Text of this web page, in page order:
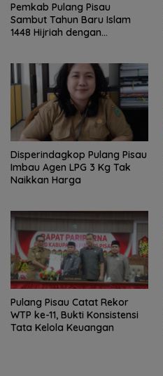
Pemkab Pulang Pisau
Sambut Tahun Baru Islam
1448 Hijriah dengan
Disperindagkop Pulang Pisau
Imbau Agen LPG 3 Kg Tak
Naikkan Harga
Pulang Pisau Catat Rekor
WTP ke-11, Bukti Konsistensi
Tata Kelola Keuangan